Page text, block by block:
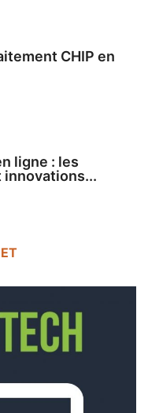
CHIP en
ligne : les
innovations...